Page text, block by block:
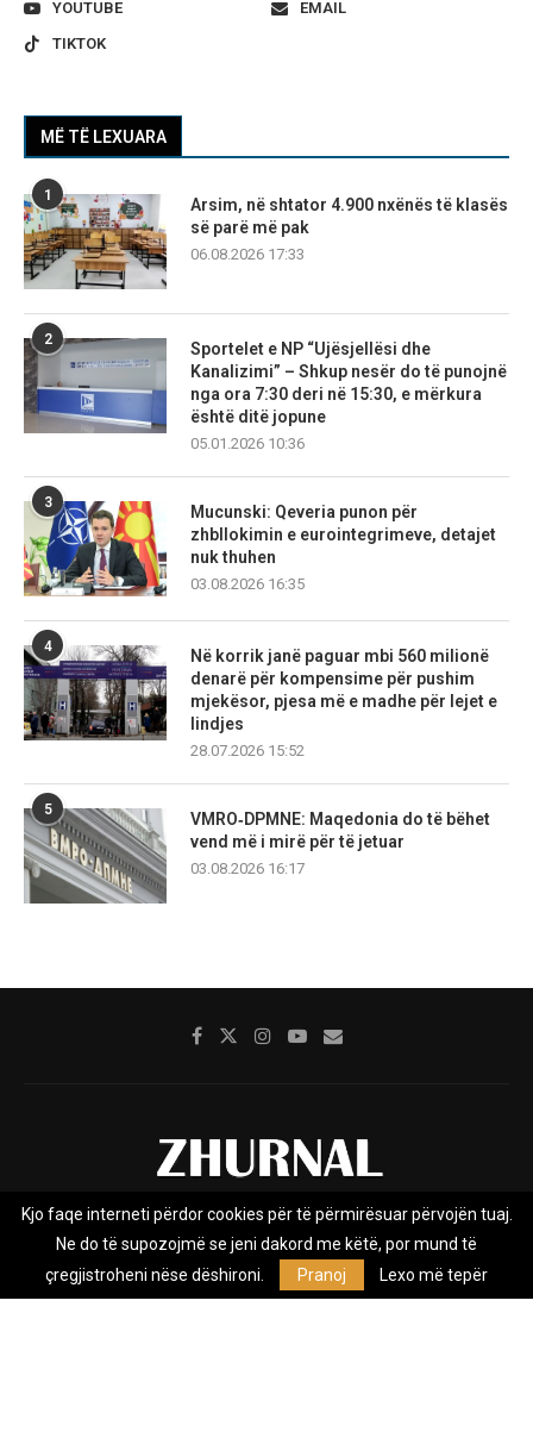
YOUTUBE
EMAIL
TIKTOK
MË TË LEXUARA
1
Arsim, në shtator 4.900 nxënës të klasës
së parë më pak
06.08.2026 17:33
2
Sportelet e NP “Ujësjellësi dhe
Kanalizimi” – Shkup nesër do të punojnë
nga ora 7:30 deri në 15:30, e mërkura
është ditë jopune
05.01.2026 10:36
3
Mucunski: Qeveria punon për
zhbllokimin e eurointegrimeve, detajet
nuk thuhen
03.08.2026 16:35
4
Në korrik janë paguar mbi 560 milionë
denarë për kompensime për pushim
mjekësor, pjesa më e madhe për lejet e
lindjes
28.07.2026 15:52
5
VMRO‑DPMNE: Maqedonia do të bëhet
vend më i mirë për të jetuar
03.08.2026 16:17
Rreth nesh Impresumi Marketing
Privacy Policy
Zhurnal.mk është Agjenci e Lajmeve e pavarur, e themeluar në vitin
Kjo faqe interneti përdor cookies për të përmirësuar përvojën tuaj.
Ne do të supozojmë se jeni dakord me këtë, por mund të
çregjistroheni nëse dëshironi.
Pranoj Lexo më tepër